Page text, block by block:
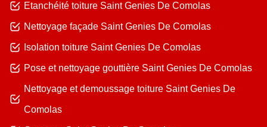
Etanchéité toiture Saint Genies De Comolas
Nettoyage façade Saint Genies De Comolas
Isolation toiture Saint Genies De Comolas
Pose et nettoyage gouttière Saint Genies De Comolas
Nettoyage et demoussage toiture Saint Genies De
Comolas